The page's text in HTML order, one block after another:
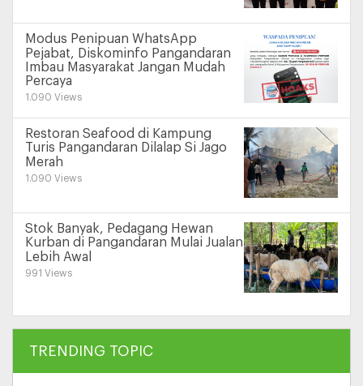
Modus Penipuan WhatsApp
Pejabat, Diskominfo Pangandaran
Imbau Masyarakat Jangan Mudah
Percaya
1.090 Views
Restoran Seafood di Kampung
Turis Pangandaran Dilalap Si Jago
Merah
1.090 Views
Stok Banyak, Pedagang Hewan
Kurban di Pangandaran Mulai Jualan
Lebih Awal
991 Views
TRENDING TOPIC